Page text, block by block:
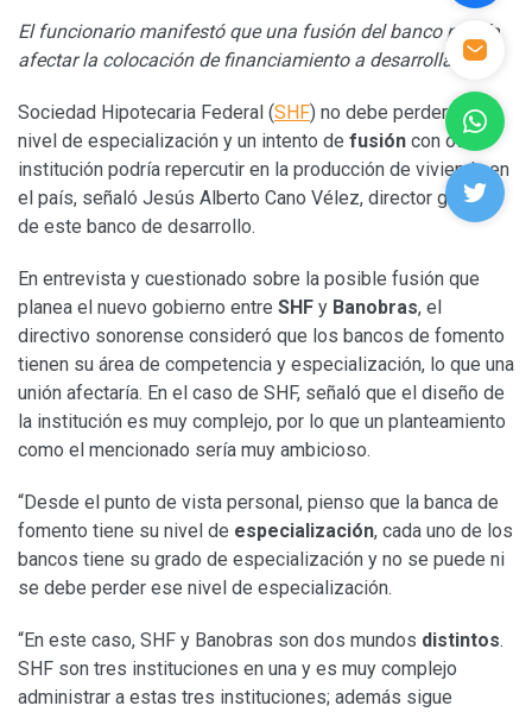
El funcionario manifestó que una fusión del banco podría
afectar la colocación de financiamiento a desarrolladores
Sociedad Hipotecaria Federal (SHF) no debe perder su
nivel de especialización y un intento de fusión con otra
institución podría repercutir en la producción de vivienda en
el país, señaló Jesús Alberto Cano Vélez, director general
de este banco de desarrollo.
En entrevista y cuestionado sobre la posible fusión que
planea el nuevo gobierno entre SHF y Banobras, el
directivo sonorense consideró que los bancos de fomento
tienen su área de competencia y especialización, lo que una
unión afectaría. En el caso de SHF, señaló que el diseño de
la institución es muy complejo, por lo que un planteamiento
como el mencionado sería muy ambicioso.
“Desde el punto de vista personal, pienso que la banca de
fomento tiene su nivel de especialización, cada uno de los
bancos tiene su grado de especialización y no se puede ni
se debe perder ese nivel de especialización.
“En este caso, SHF y Banobras son dos mundos distintos.
SHF son tres instituciones en una y es muy complejo
administrar a estas tres instituciones; además sigue